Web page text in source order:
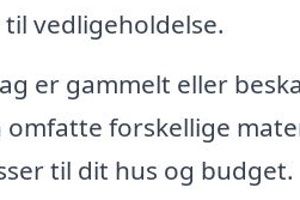
vedligeholdelse.
er gammelt eller
forskellige
til dit hus og budget.